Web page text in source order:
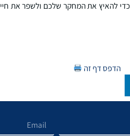
כדי להאיץ את המחקר שלכם ולשפר את חיי
הדפס דף זה